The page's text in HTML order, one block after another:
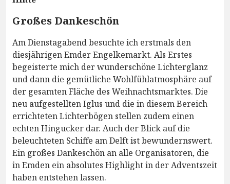
Großes Dankeschön
Am Dienstagabend besuchte ich erstmals den
diesjährigen Emder Engelkemarkt. Als Erstes
begeisterte mich der wunderschöne Lichterglanz
und dann die gemütliche Wohlfühlatmosphäre auf
der gesamten Fläche des Weihnachtsmarktes. Die
neu aufgestellten Iglus und die in diesem Bereich
errichteten Lichterbögen stellen zudem einen
echten Hingucker dar. Auch der Blick auf die
beleuchteten Schiffe am Delft ist bewundernswert.
Ein großes Dankeschön an alle Organisatoren, die
in Emden ein absolutes Highlight in der Adventszeit
haben entstehen lassen.